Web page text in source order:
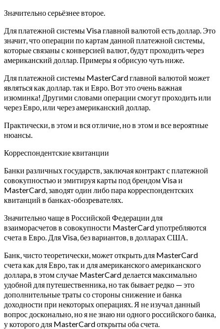
Значительно серьёзнее второе.
Для платежной системы Visa главной валютой есть доллар. Это
значит, что операции по картам данной платежной системы,
которые связаны с конверсией валют, будут проходить через
американский доллар. Примеры я обрисую чуть ниже.
Для платежной системы MasterCard главной валютой может
являться как доллар. так и Евро. Вот это очень важная
изюминка! Другими словами операции смогут проходить или
через Евро, или через американский доллар.
Практически, в этом и вся отличие, но в этом и все вероятные
нюансы.
Корреспондентские квитанции
Банки различных государств, заключая контракт с платежной
совокупностью и эмитируя карты под брендом Visa и
MasterCard, заводят один либо пара корреспондентских
квитанций в банках-обозревателях.
Значительно чаще в Российской Федерации для
взаиморасчетов в совокупности MasterCard употребляются
счета в Евро. Для Visa, без вариантов, в долларах США.
Банк, чисто теоретически, может открыть для MasterCard
счета как для Евро, так и для американского американского
доллара, в этом случае MasterCard делается максимально
удобной для путешественника, но так бывает редко — это
дополнительные траты со стороны снижение и банка
доходности при некоторых операциях. Я не изучал данный
вопрос досконально, но я не знаю ни одного российского банка,
у которого для MasterCard открыты оба счета.